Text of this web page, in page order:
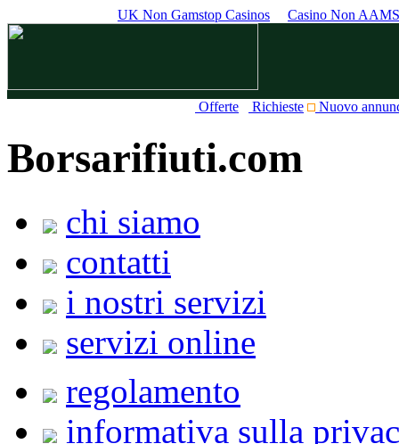
UK Non Gamstop Casinos Casino Non AAMS
Offerte Richieste Nuovo
Borsarifiuti.com
chi siamo
contatti
i nostri servizi
servizi online
regolamento
informativa sulla